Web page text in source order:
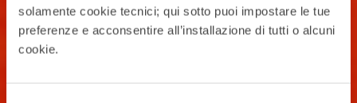
solamente cookie tecnici; qui sotto puoi impostare le tue
preferenze e acconsentire all’installazione di tutti o alcuni
cookie.